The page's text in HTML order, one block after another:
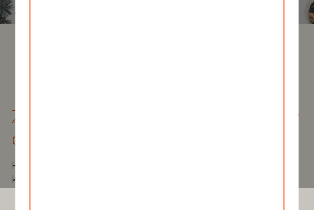
Z czego wykonane są ozdoby
choinkowe?
Piękne bombki, zawieszki czy łańcuchy na choinkę
kuszą nas żywymi kolorami, ale głównie wykonane są